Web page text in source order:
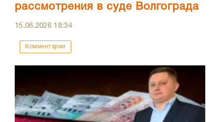
рассмотрения в суде Волгограда
15.06.2026 18:34
Комментарии